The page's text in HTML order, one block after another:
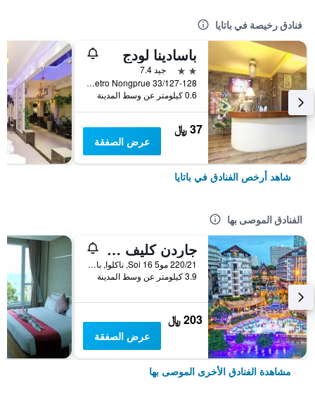
فنادق رخيصة في باتايا
باسادينا لودج
2 نجمتين
جيد 7.4
33/127-128 Moo 10 Soi Lk Metro Nongprue, باتايا, تايلاند
0.6 كيلومتر عن وسط المدينة
37 ﷼
عرض الصفقة
شاهد أرخص الفنادق في باتايا
الفنادق الموصى بها
جاردن كليف ريزورت آند سبا
220/21 مو5 Soi 16, ناكلوا, بانغلامونغ, باتايا, تايلاند
3.9 كيلومتر عن وسط المدينة
203 ﷼
عرض الصفقة
مشاهدة الفنادق الأخرى الموصى بها